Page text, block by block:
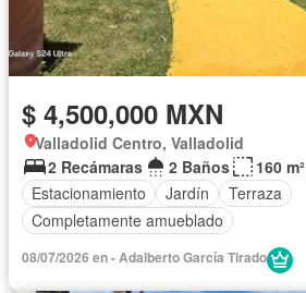
$ 4,500,000 MXN
Valladolid Centro, Valladolid
2 Recámaras
2 Baños
160 m²
Estacionamiento
Jardín
Terraza
Completamente amueblado
08/07/2026 en - Adalberto García Tirado